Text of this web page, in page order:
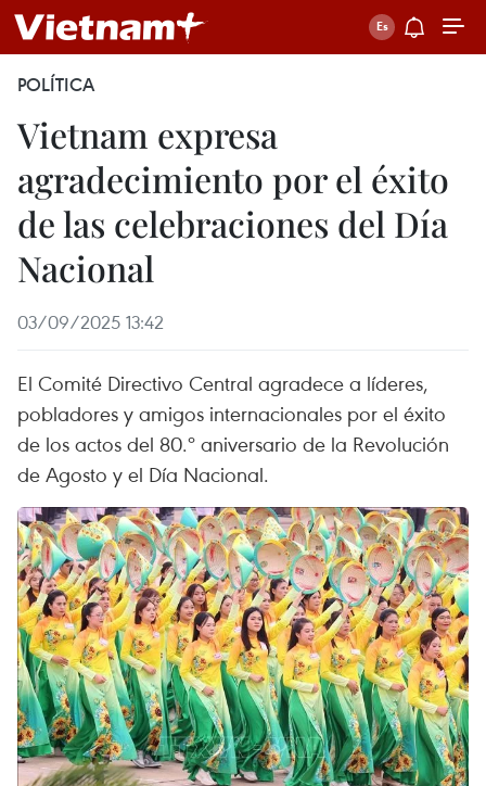
POLÍTICA
Vietnam expresa
agradecimiento por el éxito
de las celebraciones del Día
Nacional
03/09/2025 13:42
El Comité Directivo Central agradece a líderes,
pobladores y amigos internacionales por el éxito
de los actos del 80.º aniversario de la Revolución
de Agosto y el Día Nacional.